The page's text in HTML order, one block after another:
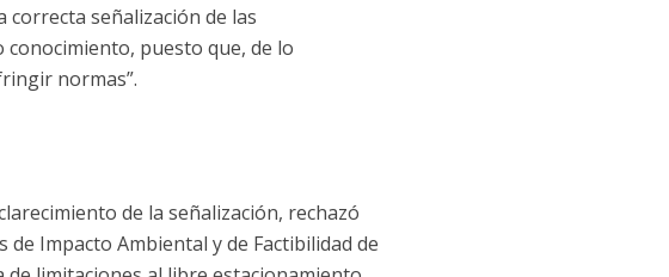
señalización de las
puesto que, de lo
normas”.
de la señalización, rechazó
Impacto Ambiental y de Factibilidad de